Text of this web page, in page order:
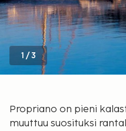
1 /3
Propriano on pieni
muuttuu suosituksi